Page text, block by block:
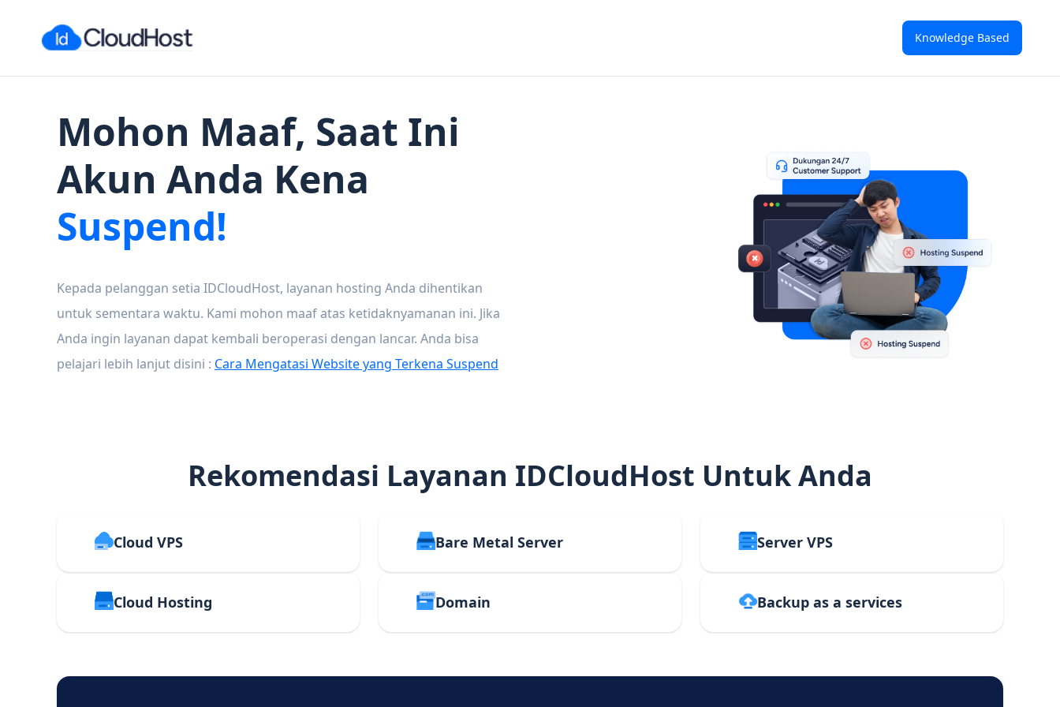
Knowledge Based
Mohon Maaf, Saat Ini
Akun Anda Kena
Suspend!
Kepada pelanggan setia IDCloudHost, layanan hosting Anda dihentikan
untuk sementara waktu. Kami mohon maaf atas ketidaknyamanan ini. Jika
Anda ingin layanan dapat kembali beroperasi dengan lancar. Anda bisa
pelajari lebih lanjut disini : Cara Mengatasi Website yang Terkena Suspend
Rekomendasi Layanan IDCloudHost Untuk Anda
Cloud VPS Bare Metal Server Server VPS
Cloud Hosting Domain Backup as a services